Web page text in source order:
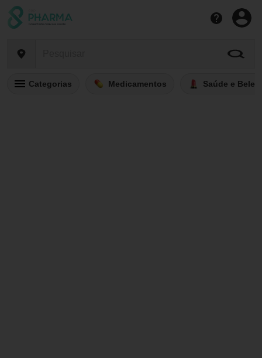
Categorias Medicamentos Saúde e